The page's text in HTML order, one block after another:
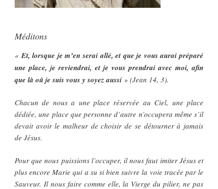
Méditons
« Et, lorsque je m’en serai allé, et que je vous aurai préparé
une place, je reviendrai, et je vous prendrai avec moi, afin
que là où je suis vous y soyez aussi » (Jean 14, 3).
Chacun de nous a une place réservée au Ciel, une place
dédiée, une place que personne d’autre n’occupera même s’il
devait avoir le malheur de choisir de se détourner à jamais
de Jésus.
Pour que nous puissions l’occuper, il nous faut imiter Jésus et
plus encore Marie qui a su si bien suivre la voie tracée par le
Sauveur. Il nous faire comme elle, la Vierge du pilier, ne pas